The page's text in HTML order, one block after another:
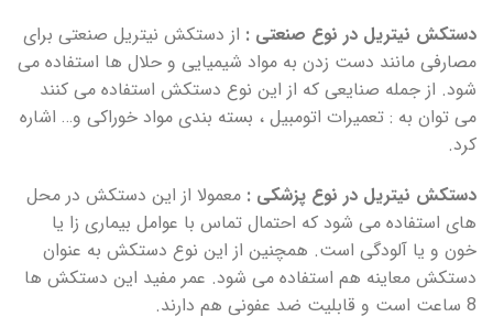
دستکش نیتریل در نوع صنعتی : از دستکش نیتریل صنعتی برای
مصارفی مانند دست زدن به مواد شیمیایی و حلال ها استفاده می
شود. از جمله صنایعی که از این نوع دستکش استفاده می کنند
می توان به : تعمیرات اتومبیل ، بسته بندی مواد خوراکی و… اشاره
کرد.
دستکش نیتریل در نوع پزشکی : معمولا از این دستکش در محل
های استفاده می شود که احتمال تماس با عوامل بیماری زا یا
خون و یا آلودگی است. همچنین از این نوع دستکش به عنوان
دستکش معاینه هم استفاده می شود. عمر مفید این دستکش ها
8 ساعت است و قابلیت ضد عفونی هم دارند.